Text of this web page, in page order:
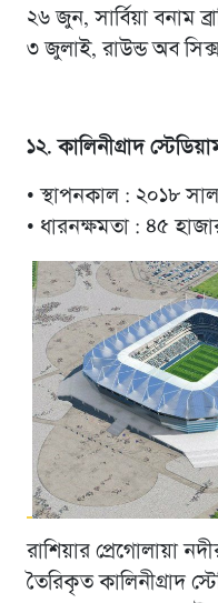
২৬ জুন, সার্বিয়া বনাম
৩ জুলাই, রাউন্ড অব
১২. কালিনীগ্রাদ
• স্থাপনকাল : ২০১৮ সাল
• ধারনক্ষমতা : ৪৫
রাশিয়ার প্রেগোলায়া
তৈরিকৃত কালিনীগ্রাদ